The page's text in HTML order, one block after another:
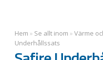
Hem » Se allt inom » Värme
Underhållssats